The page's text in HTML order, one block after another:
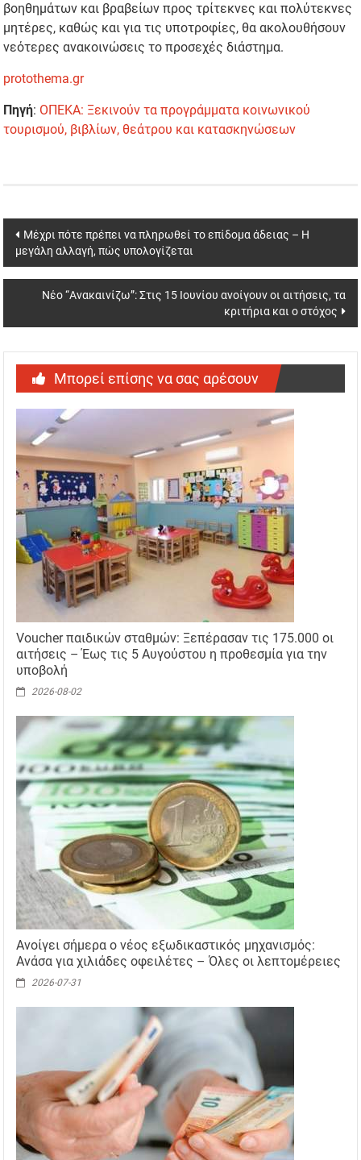
βοηθημάτων και βραβείων προς τρίτεκνες και πολύτεκνες
μητέρες, καθώς και για τις υποτροφίες, θα ακολουθήσουν
νεότερες ανακοινώσεις το προσεχές διάστημα.
protothema.gr
Πηγή: ΟΠΕΚΑ: Ξεκινούν τα προγράμματα κοινωνικού
τουρισμού, βιβλίων, θεάτρου και κατασκηνώσεων
Post
navigation
Μέχρι πότε πρέπει να πληρωθεί το επίδομα άδειας – Η
μεγάλη αλλαγή, πώς υπολογίζεται
Νέο “Ανακαινίζω”: Στις 15 Ιουνίου ανοίγουν οι αιτήσεις, τα
κριτήρια και ο στόχος
Μπορεί επίσης να σας αρέσουν
Voucher παιδικών σταθμών: Ξεπέρασαν τις 175.000 οι
αιτήσεις – Έως τις 5 Αυγούστου η προθεσμία για την
υποβολή
2026-08-02
Ανοίγει σήμερα ο νέος εξωδικαστικός μηχανισμός:
Ανάσα για χιλιάδες οφειλέτες – Όλες οι λεπτομέρειες
2026-07-31